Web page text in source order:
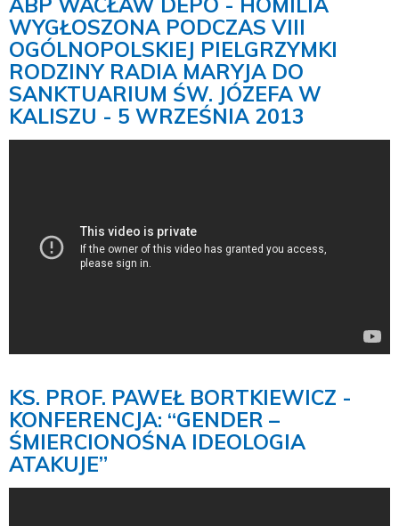
WYGŁOSZONA PODCZAS VIII
OGÓLNOPOLSKIEJ PIELGRZYMKI
RODZINY RADIA MARYJA DO
SANKTUARIUM ŚW. JÓZEFA W
KALISZU - 5 WRZEŚNIA 2013
KS. PROF. PAWEŁ BORTKIEWICZ -
KONFERENCJA: “GENDER –
ŚMIERCIONOŚNA IDEOLOGIA
ATAKUJE”